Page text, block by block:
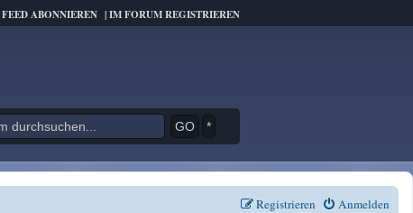
FEED ABONNIEREN |IM FORUM REGISTRIEREN
*
Anmelden
Registrieren